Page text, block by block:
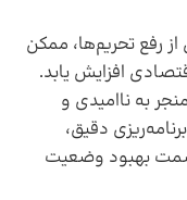
رفع تحریم‌ها، ممکن
افزایش یابد.
به ناامیدی و
دقیق،
سمت بهبود وضعیت